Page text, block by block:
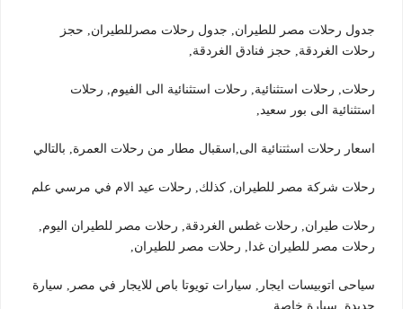
جدول رحلات مصر للطيران, جدول رحلات مصرللطيران, حجز
رحلات الغردقة, حجز فنادق الغردقة,
رحلات, رحلات استثنائية, رحلات استثنائية الى الفيوم, رحلات
استثنائية الى بور سعيد,
اسعار رحلات اسثتنائية الى,اسقبال مطار من رحلات العمرة, بالتالي
رحلات شركة مصر للطيران, كذلك, رحلات عيد الام في مرسي علم
رحلات طيران, رحلات غطس الغردقة, رحلات مصر للطيران اليوم,
رحلات مصر للطيران غدا, رحلات مصر للطيران,
سياحى اتوبيسات ايجار, سيارات تويوتا باص للايجار في مصر, سيارة
جديدة, سيارة خاصة,